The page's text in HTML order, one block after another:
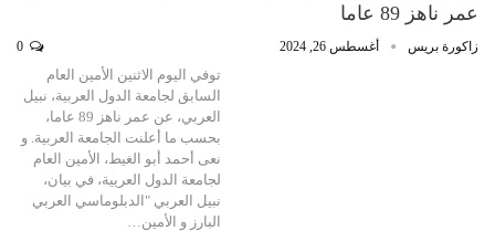
عمر ناهز 89 عاما
زاكورة بريس أغسطس 26, 2024
توفي اليوم الاثنين الأمين العام
السابق لجامعة الدول العربية، نبيل
العربي، عن عمر ناهز 89 عاما،
بحسب ما أعلنت الجامعة العربية. و
نعى أحمد أبو الغيط، الأمين العام
لجامعة الدول العريية، في بيان،
نبيل العربي "الدبلوماسي العربي
البارز و الأمين…